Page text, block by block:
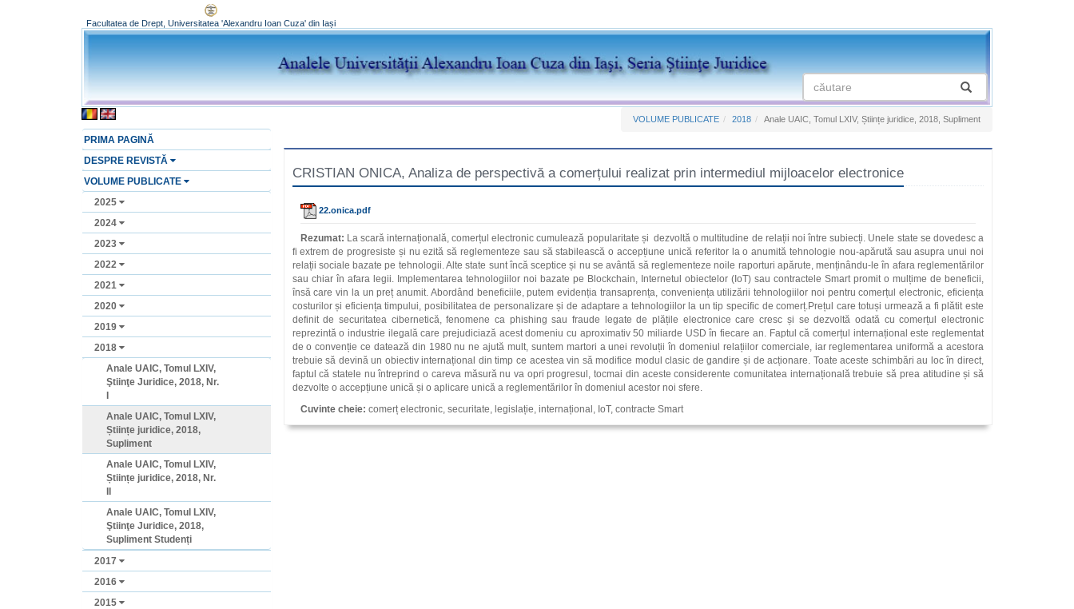
Facultatea de Drept, Universitatea 'Alexandru Ioan Cuza' din Iași
PRIMA PAGINĂ
DESPRE REVISTĂ
VOLUME PUBLICATE
2025
2024
2023
2022
2021
2020
2019
2018
Anale UAIC, Tomul LXIV,
Ştiinţe Juridice, 2018, Nr.
I
Anale UAIC, Tomul LXIV,
Științe juridice, 2018,
Supliment
Anale UAIC, Tomul LXIV,
Științe juridice, 2018, Nr.
II
Anale UAIC, Tomul LXIV,
Ştiinţe Juridice, 2018,
Supliment Studenți
2017
2016
2015
VOLUME PUBLICATE 2018 Anale UAIC, Tomul LXIV, Științe juridice, 2018, Supliment
CRISTIAN ONICA, Analiza de perspectivă a comerțului realizat prin intermediul mijloacelor electronice
22.onica.pdf
Rezumat: La scară internațională, comerțul electronic cumulează popularitate și dezvoltă o multitudine de relații noi între subiecți. Unele state se dovedesc a
fi extrem de progresiste și nu ezită să reglementeze sau să stabilească o accepțiune unică referitor la o anumită tehnologie nou-apărută sau asupra unui noi
relații sociale bazate pe tehnologii. Alte state sunt încă sceptice și nu se avântă să reglementeze noile raporturi apărute, menținându-le în afara reglementărilor
sau chiar în afara legii. Implementarea tehnologiilor noi bazate pe Blockchain, Internetul obiectelor (IoT) sau contractele Smart promit o mulțime de beneficii,
însă care vin la un preț anumit. Abordând beneficiile, putem evidenția transaprența, conveniența utilizării tehnologiilor noi pentru comerțul electronic, eficiența
costurilor și eficiența timpului, posibilitatea de personalizare și de adaptare a tehnologiilor la un tip specific de comerț.Prețul care totuși urmează a fi plătit este
definit de securitatea cibernetică, fenomene ca phishing sau fraude legate de plățile electronice care cresc și se dezvoltă odată cu comerțul electronic
reprezintă o industrie ilegală care prejudiciază acest domeniu cu aproximativ 50 miliarde USD în fiecare an. Faptul că comerțul internațional este reglementat
de o convenție ce datează din 1980 nu ne ajută mult, suntem martori a unei revoluții în domeniul relațiilor comerciale, iar reglementarea uniformă a acestora
trebuie să devină un obiectiv internațional din timp ce acestea vin să modifice modul clasic de gandire și de acționare. Toate aceste schimbări au loc în direct,
faptul că statele nu întreprind o careva măsură nu va opri progresul, tocmai din aceste considerente comunitatea internațională trebuie să prea atitudine și să
dezvolte o accepțiune unică și o aplicare unică a reglementărilor în domeniul acestor noi sfere.
Cuvinte cheie: comerț electronic, securitate, legislație, internațional, IoT, contracte Smart